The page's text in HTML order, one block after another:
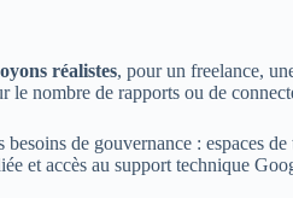
réalistes, pour un freelance,
le nombre de rapports ou de
de gouvernance : espaces
et accès au support technique